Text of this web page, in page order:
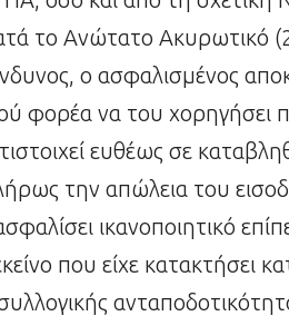
το Ανώτατο Ακυρωτικό
ο ασφαλισμένος
φορέα να του χορηγήσει
ευθέως σε
την απώλεια του
ικανοποιητικό
που είχε κατακτήσει